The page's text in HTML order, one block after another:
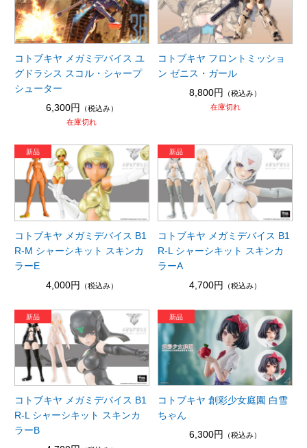
コトブキヤ メガミデバイス ユ
グドラシス スコル・シャープ
シューター
6,300円
（税込み）
在庫切れ
コトブキヤ フロントミッショ
ン ゼニス・ガール
8,800円
（税込み）
在庫切れ
コトブキヤ メガミデバイス B1
R-M シャーシキット スキンカ
ラーE
4,000円
（税込み）
コトブキヤ メガミデバイス B1
R-L シャーシキット スキンカ
ラーA
4,700円
（税込み）
コトブキヤ メガミデバイス B1
R-L シャーシキット スキンカ
ラーB
コトブキヤ 創彩少女庭園 白雪
ちゃん
6,300円
（税込み）